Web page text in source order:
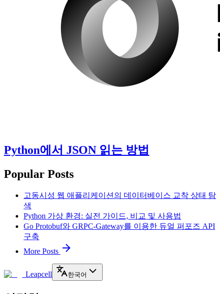
Python에서 JSON 읽는 방법
Popular Posts
고동시성 웹 애플리케이션의 데이터베이스 교착 상태 탐
색
Python 가상 환경: 실전 가이드, 비교 및 사용법
Go Protobuf와 GRPC-Gateway를 이용한 듀얼 퍼포즈 API
구축
More Posts
Leapcell 한국어